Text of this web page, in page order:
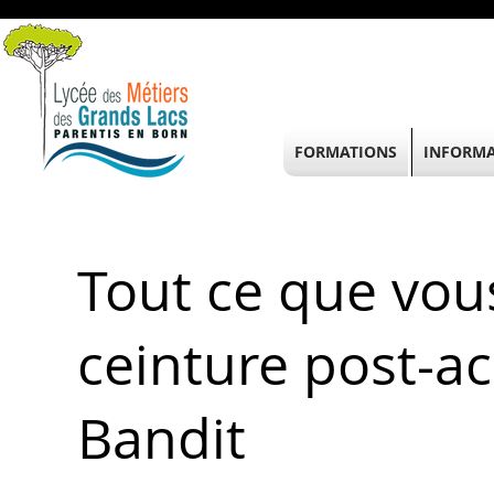
Tout ce que
ceinture post-
Bandit
FORMATIONS